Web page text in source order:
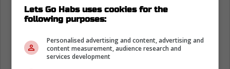
vous mentirais si je vous disais que ce
n'était pas toujours dans ma tête.
Je me sens privilégié d'avoir pu jouer
aussi longtemps dans une organisation
Lets Go Habs uses cookies for the
following purposes:
Personalised advertising and content, advertising and
content measurement, audience research and
services development